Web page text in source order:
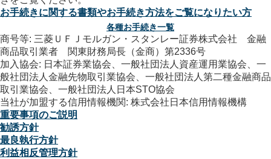
お手続きに関する書類やお手続き方法をご覧になりたい方
各種お手続き一覧
商号等: 三菱ＵＦＪモルガン・スタンレー証券株式会社 金融
商品取引業者 関東財務局長（金商）第2336号
加入協会: 日本証券業協会、一般社団法人資産運用業協会、一
般社団法人金融先物取引業協会、一般社団法人第二種金融商品
取引業協会、一般社団法人日本STO協会
当社が加盟する信用情報機関: 株式会社日本信用情報機構
重要事項のご説明
勧誘方針
最良執行方針
利益相反管理方針